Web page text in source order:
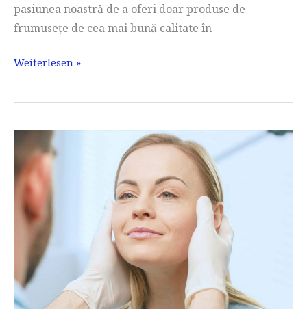
pasiunea noastră de a oferi doar produse de
frumusețe de cea mai bună calitate în
Experiențe
Weiterlesen »